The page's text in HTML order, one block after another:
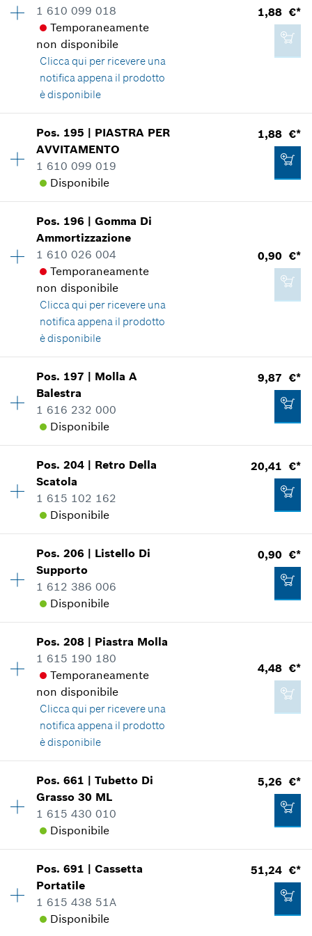
Aggiungere al carrello
16,12 €*
*Inclusa IVA
Aggiungere al carrello
Informazioni parti di ricambio
Applicazione del ricambio
Mostrare nell'illustrazione
5,26 €*
*Inclusa IVA
1 610 099 018
Temporaneamente
non disponibile
Clicca qui per ricevere una
notifica appena il prodotto
è disponibile
1,88 €*
Gruppo prezzo:12
Informazioni parti di ricambio
Applicazione del ricambio
1,88 €*
*Inclusa IVA
Pos. 195 | PIASTRA PER
AVVITAMENTO
1 610 099 019
Disponibile
1,88 €*
Gruppo prezzo:12
Informazioni parti di ricambio
Applicazione del ricambio
Mostrare nell'illustrazione
1,88 €*
*Inclusa IVA
Pos. 196 |Gomma Di
Ammortizzazione
1 610 026 004
Temporaneamente
non disponibile
Clicca qui per ricevere una
notifica appena il prodotto
è disponibile
0,90 €*
Gruppo prezzo:10
Informazioni parti di ricambio
Applicazione del ricambio
0,90 €*
Aggiungere al carrello
Pos. 197 | Molla A
Balestra
1 616 232 000
Disponibile
9,87 €*
Disponibilità 1
Gruppo prezzo
Informazioni parti di ricambio
Applicazione del ricambio
Mostrare nell'illustrazione
9,87 €*
Inclusa IVA
Aggiungere al carrello
Pos.204 | Retro Della
Scatola
1 615 102 162
Disponibile
20,41 €*
Disponibilità 1
Gruppo prezzo
Informazioni parti di ricambio
Applicazione del ricambio
Mostrare nell'illustrazione
20,41 €*
*Inclusa IVA
Aggiungere al carrello
Pos.206 | Listello Di
Supporto
1 612 386 006
Disponibile
0,90 €*
Disponibilità 1
Gruppo prezzo
Informazioni parti di ricambio
Applicazione del ricambio
Mostrare nell'illustrazione
0,90 €*
*Inclusa IVA
Aggiungere al carrello
Pos.208 | Piastra Molla
1 615 190 180
Temporaneamente
non disponibile
Clicca qui per ricevere una
notifica appena il prodotto
è disponibile
4,48 €*
Disponibilità 1
Gruppo prezzo
Informazioni parti di ricambio
Applicazione del ricambio
Mostrare nell'illustrazione
Pos.661 |Tubetto Di
Grasso 30 ML
1 615 430 010
Disponibile
5,26 €*
Disponibilità 1
Gruppo prezzo
Informazioni parti di ricambio
Applicazione del ricambio
Pos.691 |Cassetta
Portatile
1 615 438 51A
Disponibile
51,24 €*